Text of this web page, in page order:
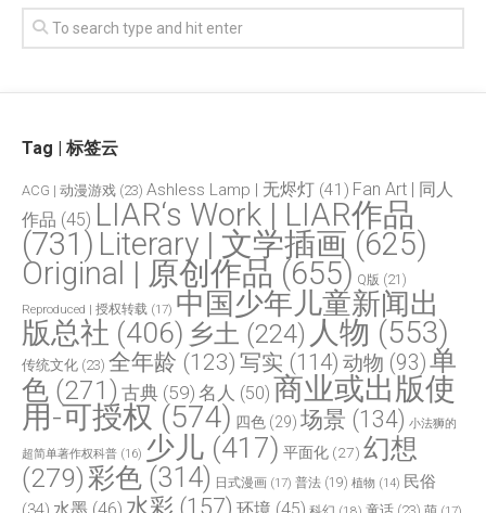
Tag | 标签云
ACG | 动漫游戏 (23) Ashless Lamp | 无烬灯 (41) Fan Art | 同人
作品 (45) LIAR‘s Work | LIAR作品
(731) Literary | 文学插画 (625)
Original | 原创作品 (655) Q版 (21)
Reproduced | 授权转载 (17) 中国少年儿童新闻出
版总社 (406) 乡土 (224) 人物 (553)
传统文化 (23) 全年龄 (123) 写实 (114) 动物 (93)单
色 (271) 古典 (59) 名人 (50) 商业或出版使
用-可授权 (574) 四色 (29) 场景 (134) 小法狮的
超简单著作权科普 (16) 少儿 (417) 平面化 (27) 幻想
(279)彩色 (314) 日式漫画 (17) 普法 (19) 植物 (14) 民俗
水彩 (157)